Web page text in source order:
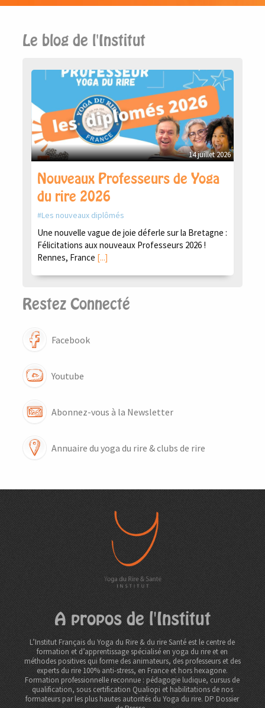
Le blog de l'Institut
14 juillet 2026
Nouveaux Professeurs de Yoga
du rire 2026
Les nouveaux diplômés
Une nouvelle vague de joie déferle sur la Bretagne :
Félicitations aux nouveaux Professeurs 2026 !
Rennes, France [...]
Restez Connecté
Facebook
Youtube
Abonnez-vous à la Newsletter
Annuaire du yoga du rire & clubs de rire
A propos de l'Institut
L’Institut Français du Yoga du Rire & du rire Santé est le centre de
formation et d’apprentissage spécialisé en yoga du rire et en
méthodes positives qui forme des animateurs, des professeurs et des
experts du rire 100% anti-stress, en France et hors hexagone.
Formation professionnelle reconnue : pédagogie ludique, cursus de
qualification, sous certification Qualiopi et habilitations de nos
formateurs par les plus hautes autorités du Yoga du rire. DPDossier